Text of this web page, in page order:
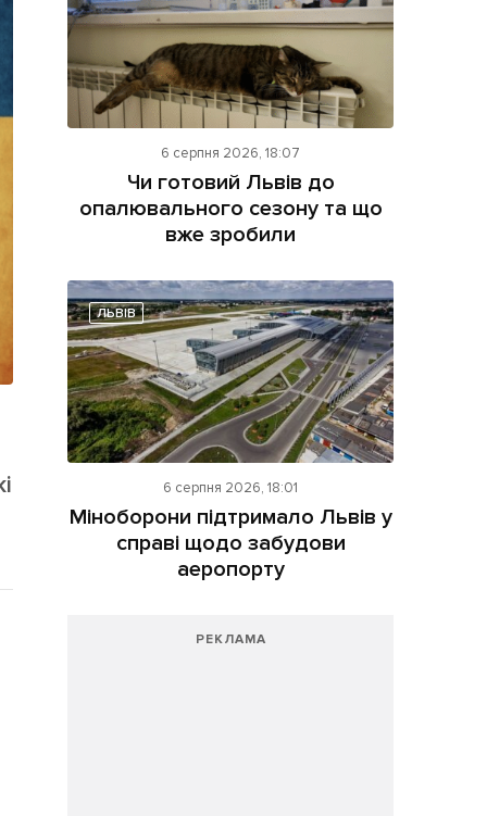
на сайті
6 серпня 2026, 18:07
Чи готовий Львів до
опалювального сезону та що
вже зробили
ЛЬВІВ
6 серпня 2026, 18:01
Міноборони підтримало Львів у
справі щодо забудови
аеропорту
РЕКЛАМА